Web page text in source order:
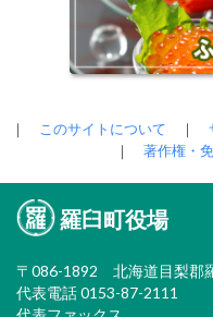
｜ このサイトについて ｜
｜ 著作権・
羅臼町役場
〒086-1892 北海道目梨郡
代表電話 0153-87-2111